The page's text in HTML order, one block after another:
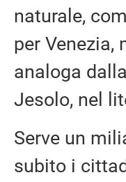
naturale,
per Venezia,
analoga
Jesolo, nel
Serve un
subito i